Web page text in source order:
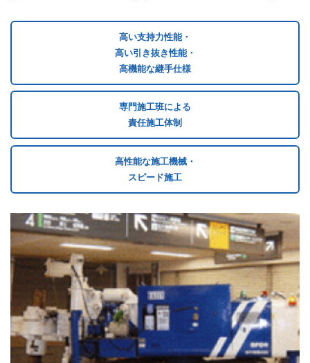
高い支持力性能・
高い引き抜き性能・
高機能な継手仕様
専門施工班による
責任施工体制
高性能な施工機械・
スピード施工